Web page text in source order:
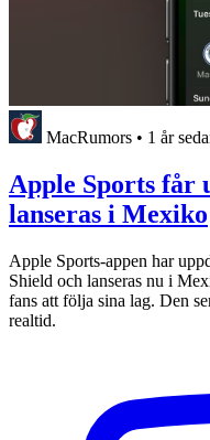
MacRumors • 1 år
Apple Sports får
lanseras i Mexiko
Apple Sports-appen har
Shield och lanseras nu i
fans att följa sina lag. Den
realtid.